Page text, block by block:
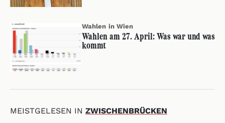
Wahlen in Wien
Wahlen am 27. April: Was war und was
kommt
MEISTGELESEN IN ZWISCHENBRÜCKEN